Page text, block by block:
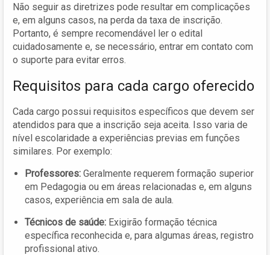
Não seguir as diretrizes pode resultar em complicações
e, em alguns casos, na perda da taxa de inscrição.
Portanto, é sempre recomendável ler o edital
cuidadosamente e, se necessário, entrar em contato com
o suporte para evitar erros.
Requisitos para cada cargo oferecido
Cada cargo possui requisitos específicos que devem ser
atendidos para que a inscrição seja aceita. Isso varia de
nível escolaridade a experiências previas em funções
similares. Por exemplo:
Professores: Geralmente requerem formação superior
em Pedagogia ou em áreas relacionadas e, em alguns
casos, experiência em sala de aula.
Técnicos de saúde: Exigirão formação técnica
específica reconhecida e, para algumas áreas, registro
profissional ativo.